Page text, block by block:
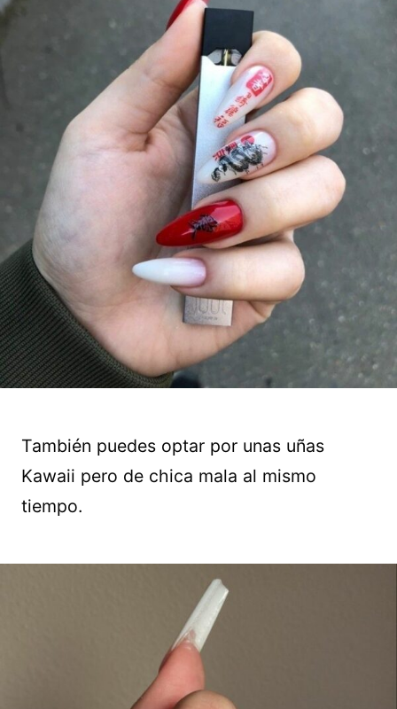
También puedes optar por unas uñas
Kawaii pero de chica mala al mismo
tiempo.